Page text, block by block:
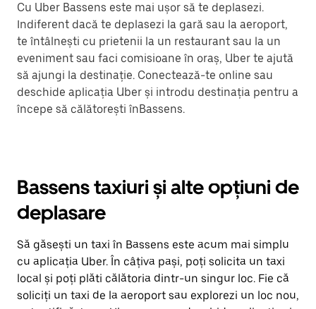
Cu Uber Bassens este mai ușor să te deplasezi.
Indiferent dacă te deplasezi la gară sau la aeroport,
te întâlnești cu prietenii la un restaurant sau la un
eveniment sau faci comisioane în oraș, Uber te ajută
să ajungi la destinație. Conectează-te online sau
deschide aplicația Uber și introdu destinația pentru a
începe să călătorești înBassens.
Bassens taxiuri și alte opțiuni de
deplasare
Să găsești un taxi în Bassens este acum mai simplu
cu aplicația Uber. În câțiva pași, poți solicita un taxi
local și poți plăti călătoria dintr-un singur loc. Fie că
soliciți un taxi de la aeroport sau explorezi un loc nou,